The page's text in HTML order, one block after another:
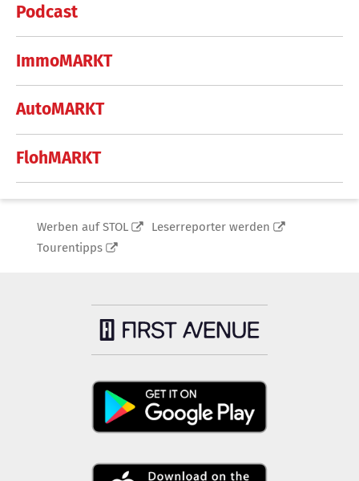
Podcast
ImmoMARKT
AutoMARKT
FlohMARKT
Werben auf STOL
Leserreporter werden
Tourentipps